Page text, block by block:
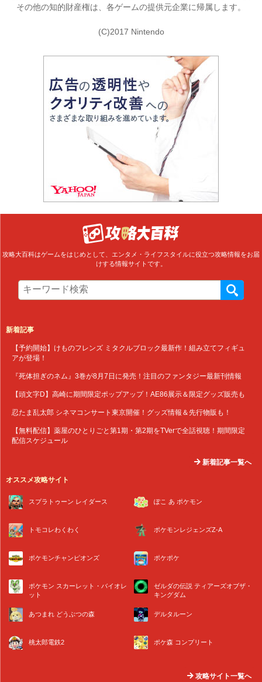
その他の知的財産権は、各ゲームの提供元企業に帰属します。
(C)2017 Nintendo
攻略大百科はゲームをはじめとして、エンタメ・ライフスタイルに役立つ攻略情報をお届
けする情報サイトです。
新着記事
【予約開始】けものフレンズ ミタクルブロック最新作！組み立てフィギュ
アが登場！
『死体担ぎのネム』3巻が8月7日に発売！注目のファンタジー最新刊情報
【頭文字D】高崎に期間限定ポップアップ！AE86展示＆限定グッズ販売も
忍たま乱太郎 シネマコンサート東京開催！グッズ情報＆先行物販も！
【無料配信】薬屋のひとりごと第1期・第2期をTVerで全話視聴！期間限定
配信スケジュール
新着記事一覧へ
オススメ攻略サイト
スプラトゥーン レイダース ぽこ あ ポケモン
トモコレわくわく ポケモンレジェンズZ-A
ポケモンチャンピオンズ ポケポケ
ポケモン スカーレット・バイオレ
ット
ゼルダの伝説 ティアーズオブザ・
キングダム
あつまれ どうぶつの森 デルタルーン
桃太郎電鉄2 ポケ森 コンプリート
攻略サイト一覧へ